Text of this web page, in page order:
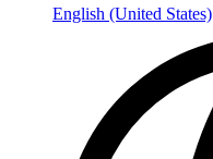
English (United States)